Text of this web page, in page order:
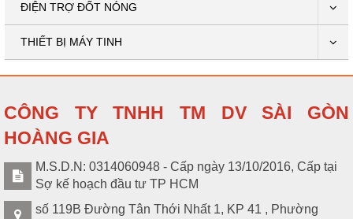
ĐIỆN TRỢ ĐỐT NÓNG
THIẾT BỊ MÁY TINH
CÔNG TY TNHH TM DV SÀI GÒN
HOÀNG GIA
M.S.D.N: 0314060948 - Cấp ngày 13/10/2016, Cấp tại
Sợ kế hoạch đầu tư TP HCM
số 119B Đường Tân Thới Nhất 1, KP 41 , Phường